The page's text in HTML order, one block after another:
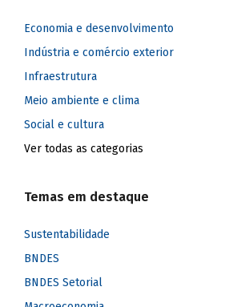
Economia e desenvolvimento
Indústria e comércio exterior
Infraestrutura
Meio ambiente e clima
Social e cultura
Ver todas as categorias
Temas em destaque
Sustentabilidade
BNDES
BNDES Setorial